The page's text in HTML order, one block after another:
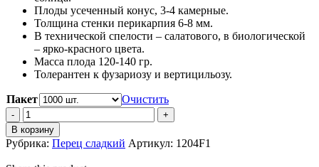
Плоды усеченный конус, 3-4 камерные.
Толщина стенки перикарпия 6-8 мм.
В технической спелости – салатового, в биологической
– ярко-красного цвета.
Масса плода 120-140 гр.
Толерантен к фузариозу и вертицильозу.
Пакет
Очистить
Перец
LS
1204
F1
quantity
В корзину
Рубрика: Перец сладкий Артикул: 1204F1